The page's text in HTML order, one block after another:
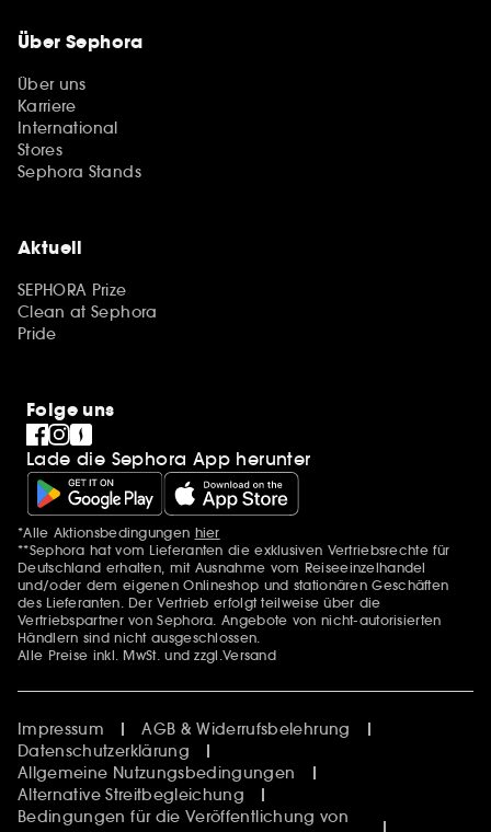
Über Sephora
Über uns
Karriere
International
Stores
Sephora Stands
Aktuell
SEPHORA Prize
Clean at Sephora
Pride
Folge uns
Lade die Sephora App herunter
Zusätzlich Erwähnungen
*Alle Aktionsbedingungen hier
**Sephora hat vom Lieferanten die exklusiven Vertriebsrechte für
Deutschland erhalten, mit Ausnahme vom Reiseeinzelhandel
und/oder dem eigenen Onlineshop und stationären Geschäften
des Lieferanten. Der Vertrieb erfolgt teilweise über die
Vertriebspartner von Sephora. Angebote von nicht-autorisierten
Händlern sind nicht ausgeschlossen.
Alle Preise inkl. MwSt. und zzgl.Versand
Impressum
AGB & Widerrufsbelehrung
Datenschutzerklärung
Allgemeine Nutzungsbedingungen
Alternative Streitbegleichung
Bedingungen für die Veröffentlichung von